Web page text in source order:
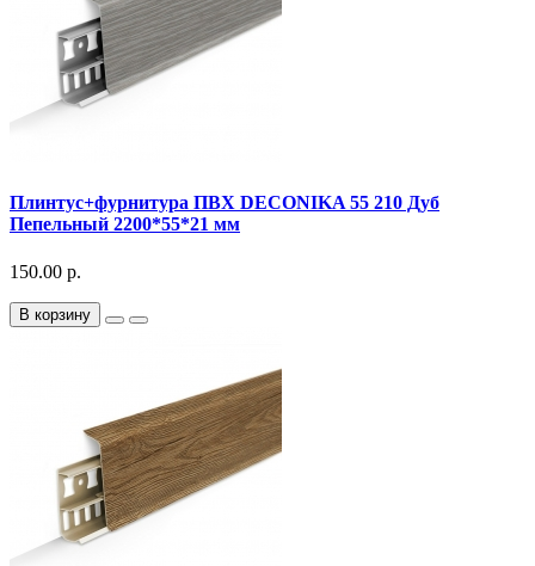
Плинтус+фурнитура ПВХ DECONIKA 55 210 Дуб
Пепельный 2200*55*21 мм
150.00 р.
В корзину